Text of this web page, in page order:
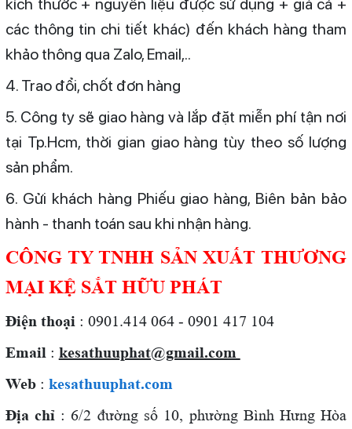
các thông tin chi tiết khác) đến khách hàng tham
khảo thông qua Zalo, Email,..
4. Trao đổi, chốt đơn hàng
5. Công ty sẽ giao hàng và lắp đặt miễn phí tận nơi
tại Tp.Hcm, thời gian giao hàng tùy theo số lượng
sản phẩm.
6. Gửi khách hàng Phiếu giao hàng, Biên bản bảo
hành - thanh toán sau khi nhận hàng.
CÔNG TY TNHH SẢN XUẤT THƯƠNG
MẠI KỆ SẮT HỮU PHÁT
Điện thoại : 0901.414 064 - 0901 417 104
Email : kesathuuphat@gmail.com
Web : kesathuuphat.com
Địa chỉ : 6/2 đường số 10, phường Bình Hưng Hòa